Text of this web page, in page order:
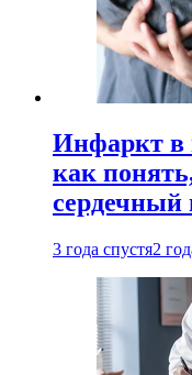
Инфаркт в
как
сердечный
3 года спустя2